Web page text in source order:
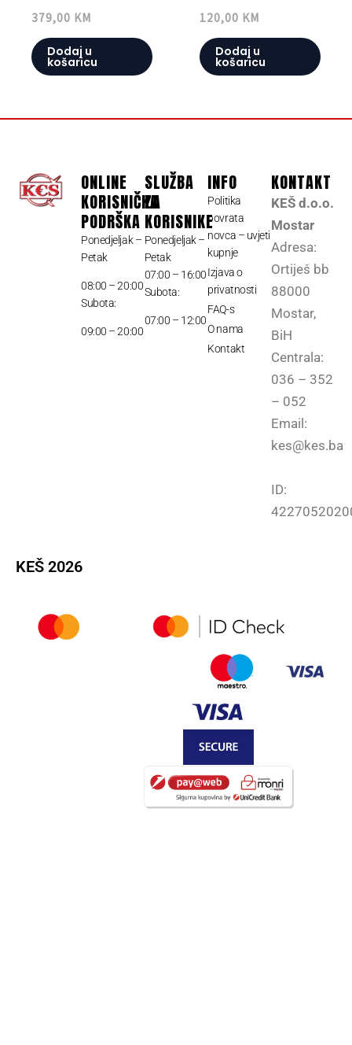
379,00 KM
Dodaj u
košaricu
120,00 KM
Dodaj u
košaricu
ONLINE
KORISNIČKA
PODRŠKA
Ponedjeljak –
Petak
08:00 – 20:00
Subota:
09:00 – 20:00
SLUŽBA
ZA
KORISNIKE
Ponedjeljak –
Petak
07:00 – 16:00
Subota:
07:00 – 12:00
INFO
Politika
povrata
novca – uvjeti
kupnje
Izjava o
privatnosti
FAQ-s
O nama
Kontakt
KONTAKT
KEŠ d.o.o.
Mostar
Adresa:
Ortiješ bb
88000
Mostar,
BiH
Centrala:
036 – 352
– 052
Email:
kes@kes.ba
ID:
KEŠ 2026